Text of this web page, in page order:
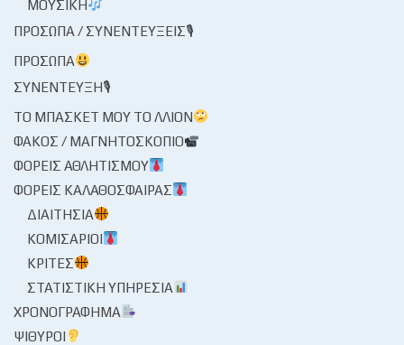
ΜΟΥΣΙΚΉ
ΠΡΌΣΩΠΑ / ΣΥΝΕΝΤΕΎΞΕΙΣ🎙
ΠΡΌΣΩΠΑ
ΣΥΝΈΝΤΕΥΞΗ🎙
ΤΟ ΜΠΆΣΚΕΤ ΜΟΥ ΤΟ ΛΛΊΟΝ
ΦΑΚΌΣ / ΜΑΓΝΗΤΟΣΚΌΠΙΟ
ΦΟΡΕΊΣ ΑΘΛΗΤΙΣΜΟΎ
ΦΟΡΕΊΣ ΚΑΛΑΘΌΣΦΑΙΡΑΣ
ΔΙΑΙΤΗΣΊΑ
ΚΟΜΙΣΆΡΙΟΙ
ΚΡΙΤΈΣ
ΣΤΑΤΙΣΤΙΚΉ ΥΠΗΡΕΣΊΑ
ΧΡΟΝΟΓΡΆΦΗΜΑ
ΨΊΘΥΡΟΙ